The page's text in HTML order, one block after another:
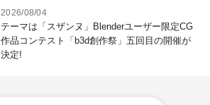
2026/08/04
テーマは「スザンヌ」Blenderユーザー限定CG
作品コンテスト「b3d創作祭」五回目の開催が
決定!